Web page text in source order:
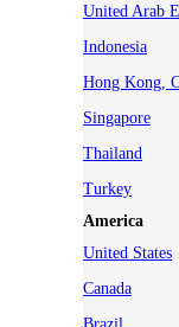
United Arab
Indonesia
Hong Kong,
Singapore
Thailand
Turkey
America
United States
Canada
Brazil